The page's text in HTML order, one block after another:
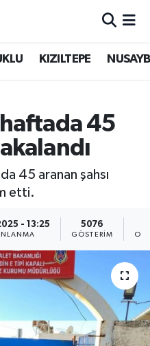
KIZILTEPE
45
45 aranan şahsı
etti.
- 13:25 5076
GÖSTERIM
Haritası
ve Fikstür